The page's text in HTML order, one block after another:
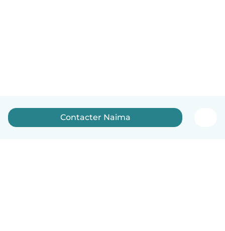
Contacter Naima